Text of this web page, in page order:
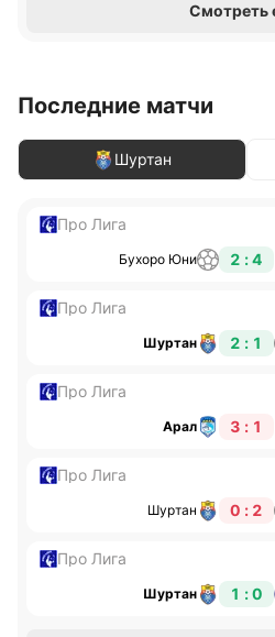
Смотреть
Последние матчи
Шуртан
Про Лига
Бухоро Юни 2 : 4
Про Лига
Шуртан 2 : 1
Про Лига
Арал 3 : 1
Про Лига
Шуртан 0 : 2
Про Лига
Шуртан 1 : 0